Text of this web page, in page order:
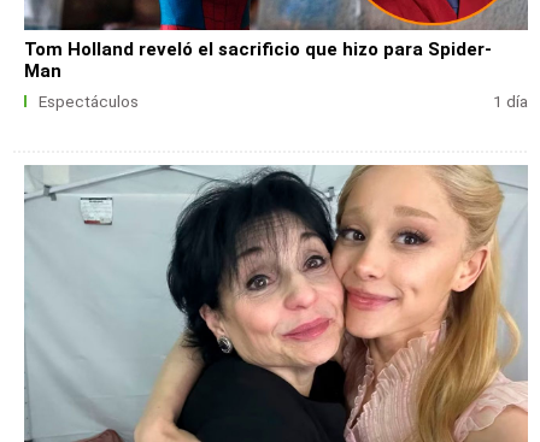
Tom Holland reveló el sacrificio que hizo para Spider-
Man
Espectáculos 1 día